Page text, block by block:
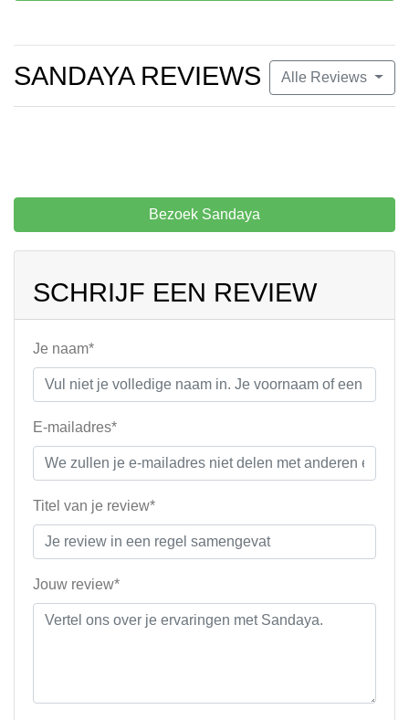
Alle Reviews
SANDAYA REVIEWS
Bezoek Sandaya
SCHRIJF EEN REVIEW
Je naam*
E-mailadres*
Titel van je review*
Jouw review*